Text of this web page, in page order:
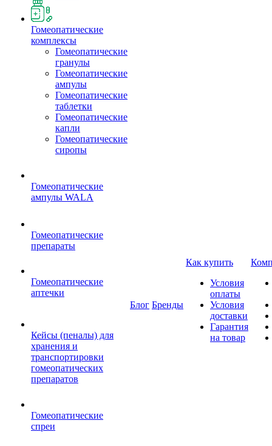
Гомеопатические
комплексы
Гомеопатические
гранулы
Гомеопатические
ампулы
Гомеопатические
таблетки
Гомеопатические
капли
Гомеопатические
сиропы
Гомеопатические
ампулы WALA
Гомеопатические
препараты
Гомеопатические
аптечки
Кейсы (пеналы) для
хранения и
транспортировки
гомеопатических
препаратов
Гомеопатические
спреи
Блог Бренды
Как купить
Условия
оплаты
Условия
доставки
Гарантия
на товар